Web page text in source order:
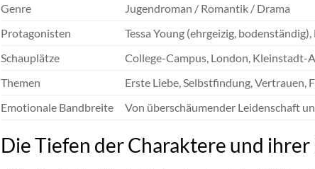
Genre
Jugendroman / Romantik / Drama
Protagonisten
Tessa Young (ehrgeizig,
Schauplätze
College-Campus, London, Kleinstadt-
Themen
Erste Liebe, Selbstfindung,
Emotionale Bandbreite
Von überschäumender Leidenschaft
Die Tiefen der Charaktere und